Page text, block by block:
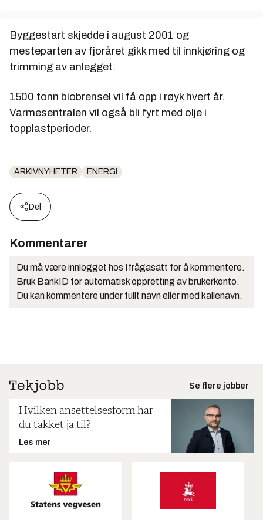
Byggestart skjedde i august 2001 og
mesteparten av fjoråret gikk med til innkjøring og
trimming av anlegget.
1500 tonn biobrensel vil få opp i røyk hvert år.
Varmesentralen vil også bli fyrt med olje i
topplastperioder.
ARKIVNYHETER ENERGI
Del
Kommentarer
Du må være innlogget hos Ifrågasätt for å kommentere.
Bruk BankID for automatisk oppretting av brukerkonto.
Du kan kommentere under fullt navn eller med kallenavn.
Se flere jobber
Hvilken ansettelsesform har
du takket ja til?
Les mer